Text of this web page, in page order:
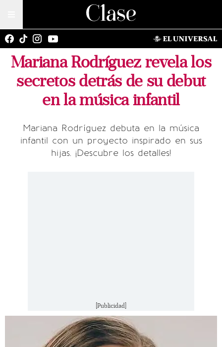
Mariana Rodríguez revela los
secretos detrás de su debut
en la música infantil
Mariana Rodríguez debuta en la música
infantil con un proyecto inspirado en sus
hijas. ¡Descubre los detalles!
[Publicidad]